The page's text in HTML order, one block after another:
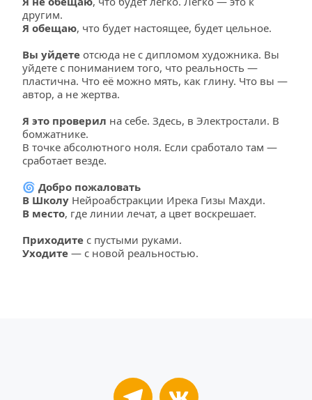
другим.
Я обещаю, что будет настоящее, будет цельное.
Вы уйдете отсюда не с дипломом художника. Вы
уйдете с пониманием того, что реальность —
пластична. Что её можно мять, как глину. Что вы —
автор, а не жертва.
Я это проверил на себе. Здесь, в Электростали. В
бомжатнике.
В точке абсолютного ноля. Если сработало там —
сработает везде.
🌀 Добро пожаловать
В Школу Нейроабстракции Ирека Гизы Махди.
В место, где линии лечат, а цвет воскрешает.
Приходите с пустыми руками.
Уходите — с новой реальностью.